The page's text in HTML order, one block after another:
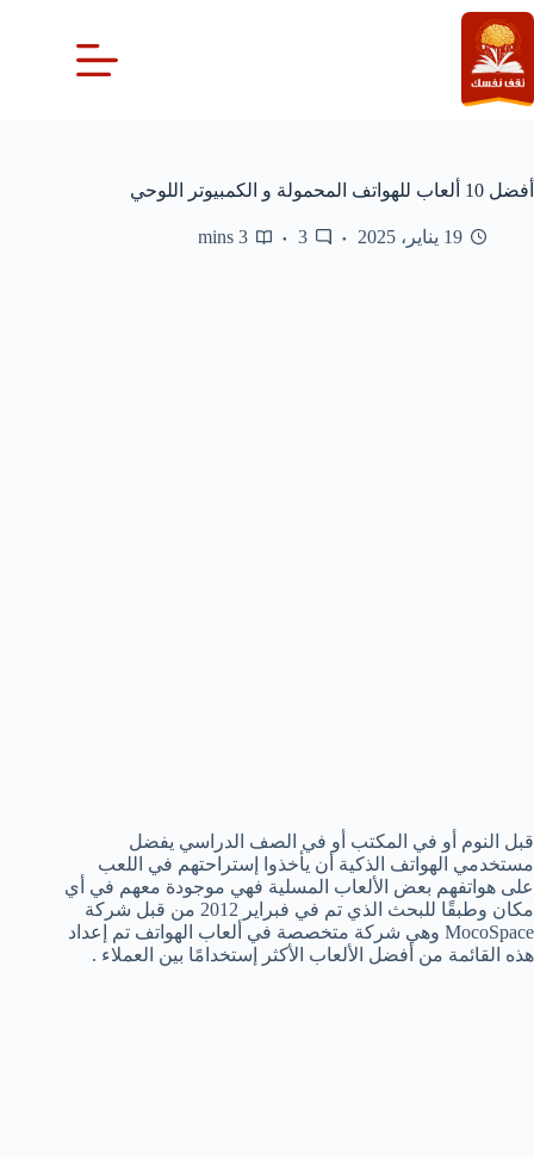
التجاوز
إلى
المحتوى
أفضل 10 ألعاب للهواتف المحمولة و الكمبيوتر اللوحي
19 يناير، 2025 3
3 mins
قبل النوم أو في المكتب أو في الصف الدراسي يفضل
مستخدمي الهواتف الذكية أن يأخذوا إستراحتهم في اللعب
على هواتفهم بعض الألعاب المسلية فهي موجودة معهم في أي
مكان وطبقًا للبحث الذي تم في فبراير 2012 من قبل شركة
MocoSpace وهي شركة متخصصة في ألعاب الهواتف تم إعداد
هذه القائمة من أفضل الألعاب الأكثر إستخدامًا بين العملاء .